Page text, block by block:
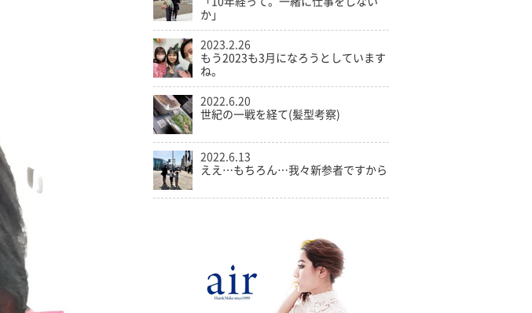
か」
2023.2.26
もう2023も3月になろうとしています
ね。
2022.6.20
世紀の一戦を経て(髪型考察)
2022.6.13
ええ…もちろん…我々新参者ですから